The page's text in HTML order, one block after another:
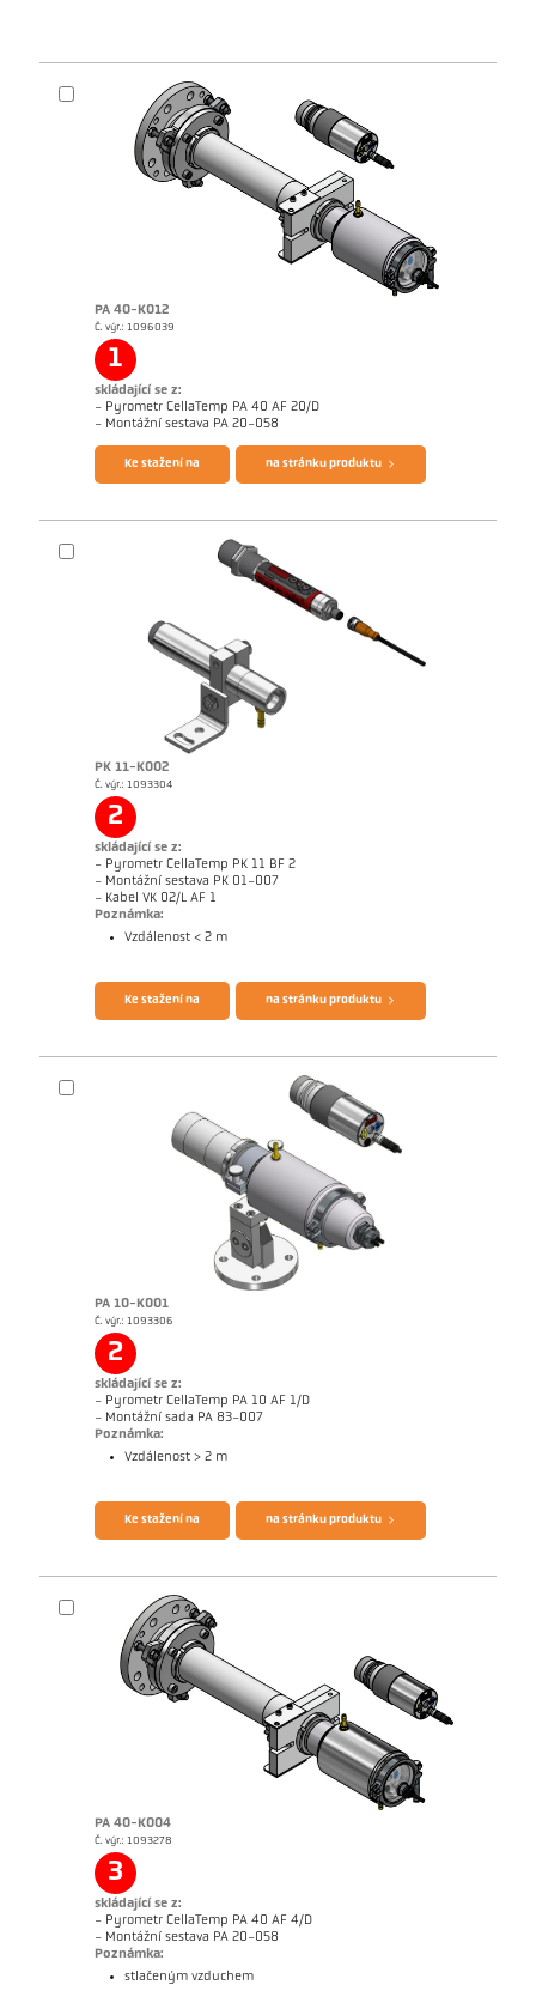
PA 40-K012
Č. výr.: 1096039
1
skládající se z:
- Pyrometr CellaTemp PA 40 AF 20/D
- Montážní sestava PA 20-058
Brožura CellaTemp PA Questionnaire Radiation Pyrometers
Ke stažení na na stránku produktu
PK 11-K002
Č. výr.: 1093304
2
skládající se z:
- Pyrometr CellaTemp PK 11 BF 2
- Montážní sestava PK 01-007
- Kabel VK 02/L AF 1
Poznámka:
Vzdálenost < 2 m
Ke stažení na na stránku produktu
PA 10-K001
Č. výr.: 1093306
2
skládající se z:
- Pyrometr CellaTemp PA 10 AF 1/D
- Montážní sada PA 83-007
Poznámka:
Vzdálenost > 2 m
Ke stažení na na stránku produktu
PA 40-K004
Č. výr.: 1093278
3
skládající se z:
- Pyrometr CellaTemp PA 40 AF 4/D
- Montážní sestava PA 20-058
Poznámka:
stlačeným vzduchem
Brožura CellaTemp PA